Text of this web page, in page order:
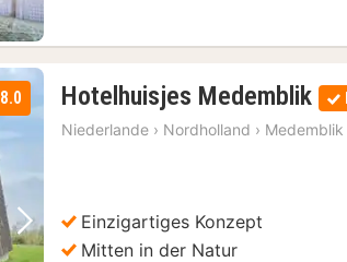
Nächstes Bild
8.0 Hotelhuisjes Medemblik 2
ab
Niederlande › Nordholland › Medemblik
Einzigartiges Konzept
Mitten in der Natur